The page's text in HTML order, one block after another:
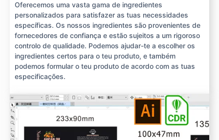
Oferecemos uma vasta gama de ingredientes
personalizados para satisfazer as tuas necessidades
específicas. Os nossos ingredientes são provenientes de
fornecedores de confiança e estão sujeitos a um rigoroso
controlo de qualidade. Podemos ajudar-te a escolher os
ingredientes certos para o teu produto, e também
podemos formular o teu produto de acordo com as tuas
especificações.